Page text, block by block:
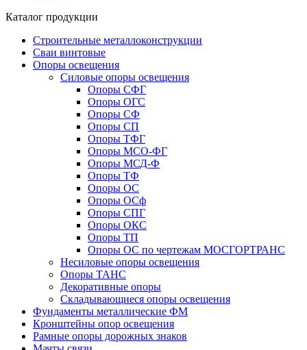
Каталог продукции
Строительные металлоконструкции
Сваи винтовые
Опоры освещения
Силовые опоры освещения
Опоры СФГ
Опоры ОГС
Опоры СФ
Опоры СП
Опоры ТФГ
Опоры МСО-ФГ
Опоры МСД-Ф
Опоры ТФ
Опоры ОС
Опоры ОСф
Опоры СПГ
Опоры ОКС
Опоры ТП
Опоры ОС по чертежам МОСГОРТРАНС
Несиловые опоры освещения
Опоры ТАНС
Декоративные опоры
Складывающиеся опоры освещения
Фундаменты металлические ФМ
Кронштейны опор освещения
Рамные опоры дорожных знаков